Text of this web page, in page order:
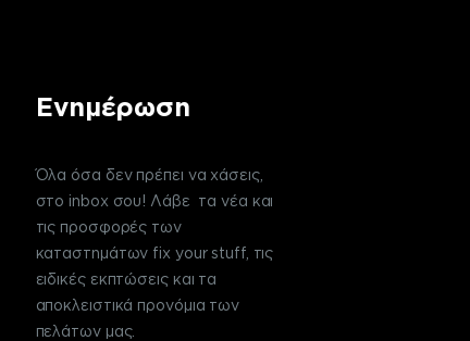
Ενημέρωση
Όλα όσα δεν πρέπει να χάσεις,
στο inbox σου! Λάβε τα νέα και
τις προσφορές των
καταστημάτων fix your stuff, τις
ειδικές εκπτώσεις και τα
αποκλειστικά προνόμια των
πελάτων μας.